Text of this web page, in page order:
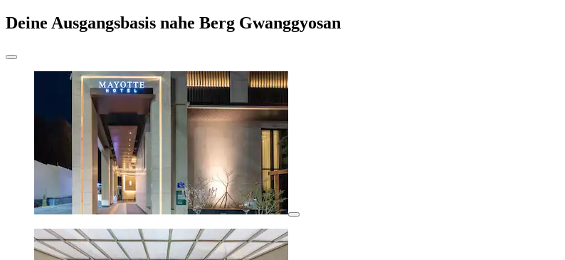
Deine Ausgangsbasis nahe Berg Gwanggyosan